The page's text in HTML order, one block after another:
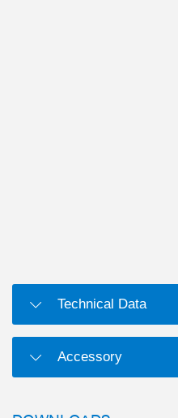
Technical Data
Accessory